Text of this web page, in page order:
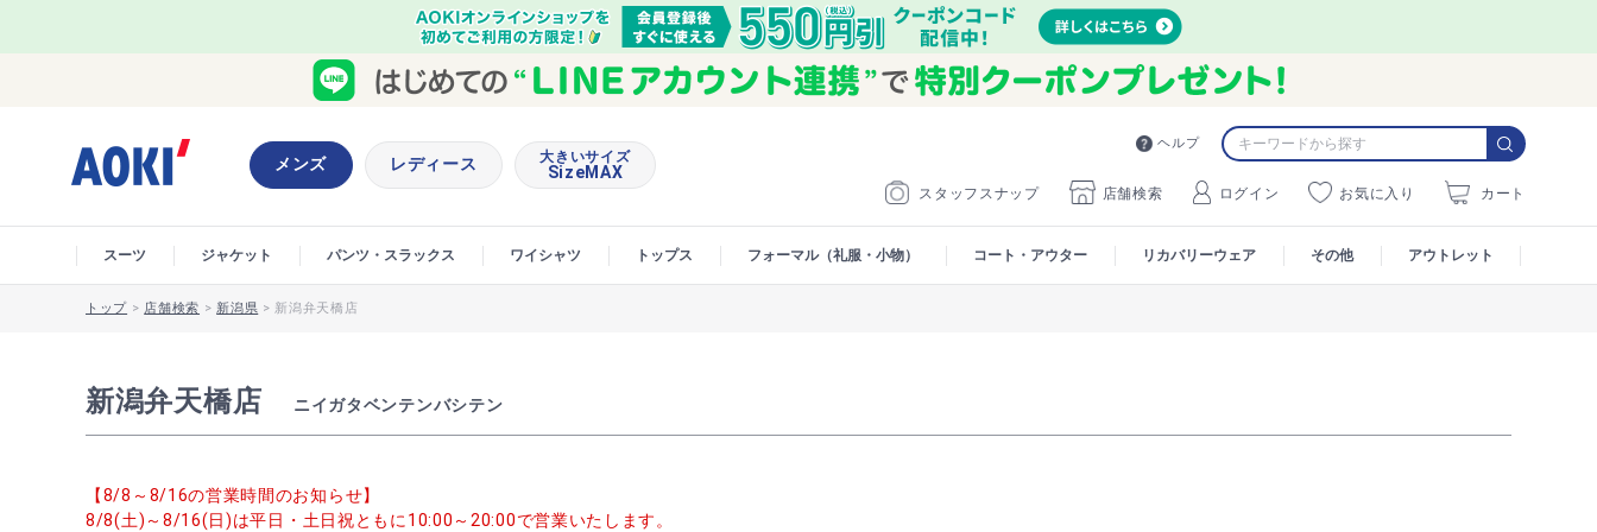
ヘルプ
スタッフスナップ 店舗検索 ログイン お気に入り カート
メンズ レディース 大きいサイズ
SizeMAX
スーツ ジャケット パンツ・スラックス ワイシャツ トップス フォーマル（礼服・小物） コート・アウター リカバリーウェア その他 アウトレット
トップ > 店舗検索 >新潟県 > 新潟弁天橋店
新潟弁天橋店 ニイガタベンテンバシテン
【8/8～8/16の営業時間のお知らせ】
8/8(土)～8/16(日)は平日・土日祝ともに10:00～20:00で営業いたします。